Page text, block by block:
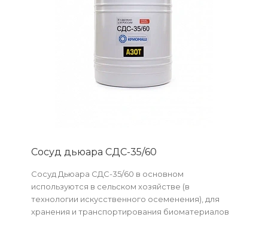
Сосуд дьюара СДС-35/60
Сосуд Дьюара СДС-35/60 в основном
используются в сельском хозяйстве (в
технологии искусственного осеменения), для
хранения и транспортирования биоматериалов